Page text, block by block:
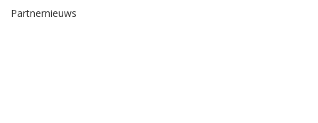
Partnernieuws